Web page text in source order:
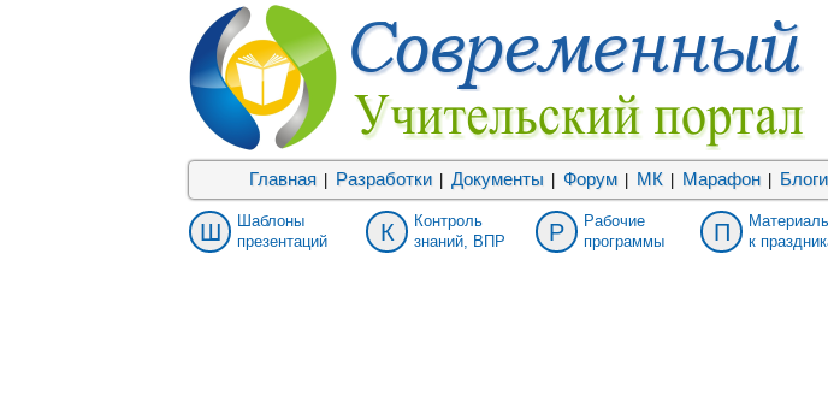
Главная Разработки Документы Форум МК Марафон Блоги
Ш
Шаблоны
презентаций
К
Контроль
знаний, ВПР
Р
Рабочие
программы
П
к